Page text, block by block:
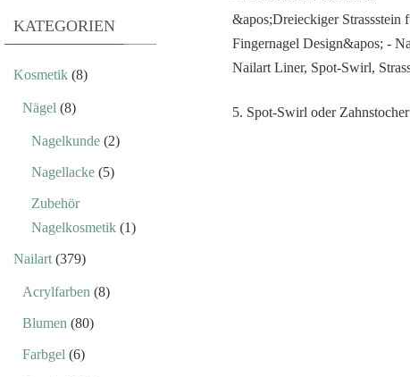
5. Spot-Swirl oder Zahnstocher
KATEGORIEN
Kosmetik (8)
Nägel (8)
Nagelkunde (2)
Nagellacke (5)
Zubehör
Nagelkosmetik (1)
Nailart (379)
Acrylfarben (8)
Blumen (80)
Farbgel (6)